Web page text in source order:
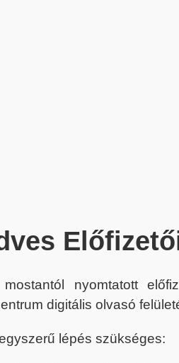
nyomtatott
digitális olvasó
lépés szükséges: